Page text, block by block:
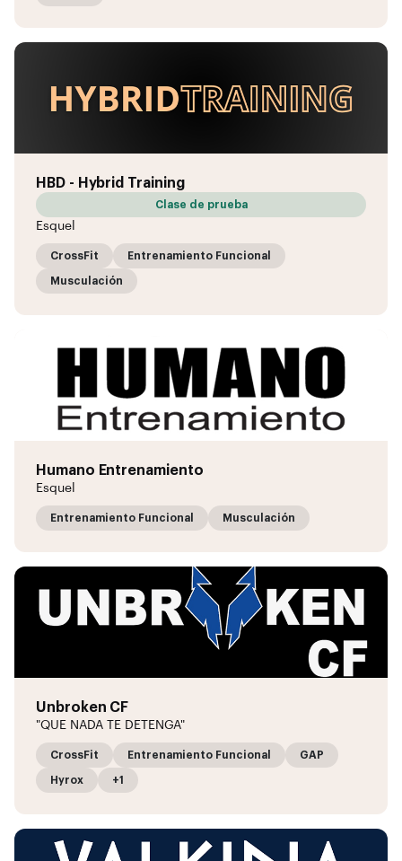
HBD - Hybrid Training
Clase de prueba
Esquel
CrossFit Entrenamiento Funcional
Musculación
Humano Entrenamiento
Esquel
Entrenamiento Funcional Musculación
Unbroken CF
"QUE NADA TE DETENGA"
CrossFit Entrenamiento Funcional GAP
Hyrox +1